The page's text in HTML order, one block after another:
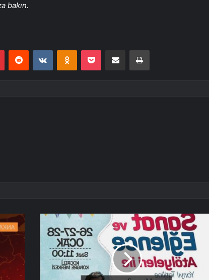
bakın.
PinterestReddit VKontakteOdnoklassniki
Pocket E-Posta ile paylaş Yazdır